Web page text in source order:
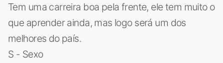
Tem uma carreira boa pela frente, ele tem muito o
que aprender ainda, mas logo será um dos
melhores do país.
S - Sexo